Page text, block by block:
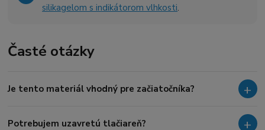
silikagelom s indikátorom vlhkosti.
Časté otázky
Je tento materiál vhodný pre začiatočníka?
Potrebujem uzavretú tlačiareň?